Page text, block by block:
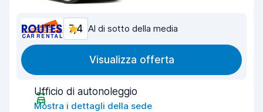
7,4 Al di sotto della media
Visualizza offerta
Ufficio di autonoleggio
Mostra i dettagli della sede